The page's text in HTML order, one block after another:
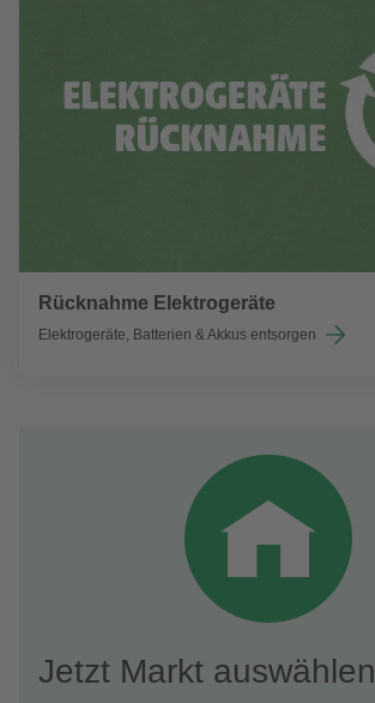
Rücknahme Elektrogeräte
Elektrogeräte, Batterien & Akkus entsorgen
Jetzt Markt auswählen